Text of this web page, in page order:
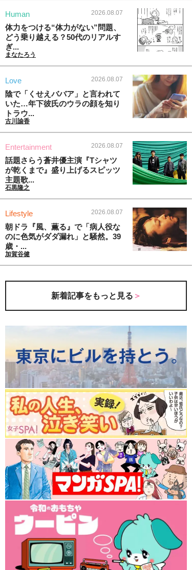
Human 2026.08.07
体力をつける“体力がない”問題、
どう乗り越える？50代のリアルす
ぎ...
まなたろう
Love 2026.08.07
陰で「くせえババア」と言われて
いた…年下彼氏のウラの顔を知り
トラウ...
古川諭香
Entertainment 2026.08.07
話題さらう蒼井優主演『Tシャツ
が乾くまで』盛り上げるスピッツ
主題歌...
石黒隆之
Lifestyle 2026.08.07
朝ドラ『風、薫る』で「病人役な
のに色気がダダ漏れ」と騒然。39
歳・...
加賀谷健
新着記事をもっと見る